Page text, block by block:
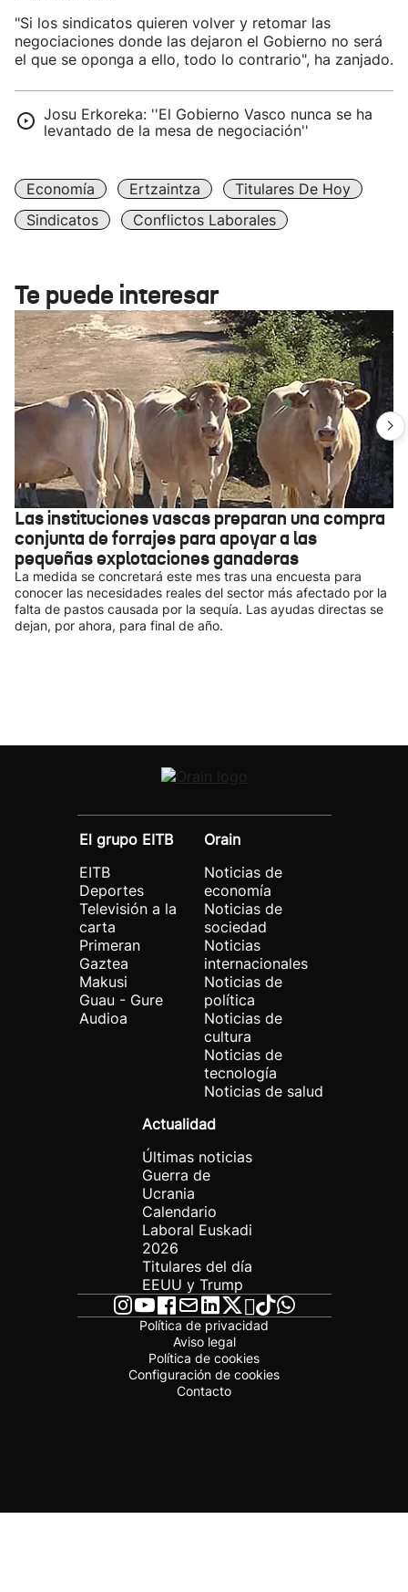
"Si los sindicatos quieren volver y retomar las
negociaciones donde las dejaron el Gobierno no será
el que se oponga a ello, todo lo contrario", ha zanjado.
Josu Erkoreka: ''El Gobierno Vasco nunca se ha
levantado de la mesa de negociación''
Economía Ertzaintza
Titulares De Hoy
Sindicatos
Conflictos Laborales
Te puede interesar
Las instituciones vascas preparan una compra
conjunta de forrajes para apoyar a las
pequeñas explotaciones ganaderas
La medida se concretará este mes tras una encuesta para
conocer las necesidades reales del sector más afectado por la
falta de pastos causada por la sequía. Las ayudas directas se
dejan, por ahora, para final de año.
El grupo EITB
EITB
Deportes
Televisión a la
carta
Primeran
Gaztea
Makusi
Guau - Gure
Audioa
Orain
Noticias de
economía
Noticias de
sociedad
Noticias
internacionales
Noticias de
política
Noticias de
cultura
Noticias de
tecnología
Noticias de salud
Actualidad
Últimas noticias
Guerra de
Ucrania
Calendario
Laboral Euskadi
2026
Titulares del día
EEUU y Trump
Política de privacidad
Aviso legal
Política de cookies
Configuración de cookies
Contacto